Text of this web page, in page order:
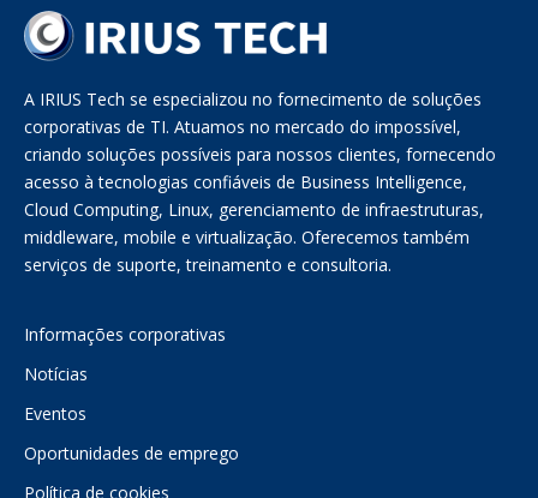
A IRIUS Tech se especializou no fornecimento de soluções
corporativas de TI. Atuamos no mercado do impossível,
criando soluções possíveis para nossos clientes, fornecendo
acesso à tecnologias confiáveis de Business Intelligence,
Cloud Computing, Linux, gerenciamento de infraestruturas,
middleware, mobile e virtualização. Oferecemos também
serviços de suporte, treinamento e consultoria.
Informações corporativas
Notícias
Eventos
Oportunidades de emprego
Política de cookies